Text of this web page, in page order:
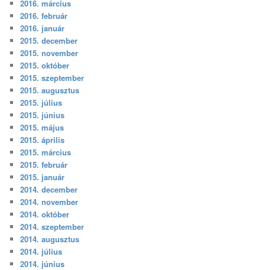
2016. március
2016. február
2016. január
2015. december
2015. november
2015. október
2015. szeptember
2015. augusztus
2015. július
2015. június
2015. május
2015. április
2015. március
2015. február
2015. január
2014. december
2014. november
2014. október
2014. szeptember
2014. augusztus
2014. július
2014. június